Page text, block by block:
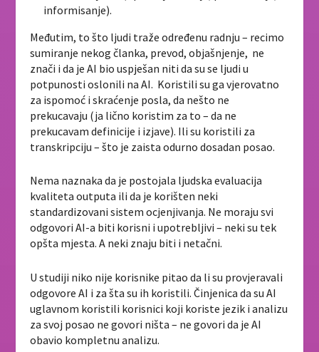
informisanje).
Međutim, to što ljudi traže određenu radnju – recimo
sumiranje nekog članka, prevod, objašnjenje, ne
znači i da je AI bio uspješan niti da su se ljudi u
potpunosti oslonili na AI. Koristili su ga vjerovatno
za ispomoć i skraćenje posla, da nešto ne
prekucavaju (ja lično koristim za to – da ne
prekucavam definicije i izjave). Ili su koristili za
transkripciju – što je zaista odurno dosadan posao.
Nema naznaka da je postojala ljudska evaluacija
kvaliteta outputa ili da je korišten neki
standardizovani sistem ocjenjivanja. Ne moraju svi
odgovori AI-a biti korisni i upotrebljivi – neki su tek
opšta mjesta. A neki znaju biti i netačni.
U studiji niko nije korisnike pitao da li su provjeravali
odgovore AI i za šta su ih koristili. Činjenica da su AI
uglavnom koristili korisnici koji koriste jezik i analizu
za svoj posao ne govori ništa – ne govori da je AI
obavio kompletnu analizu.